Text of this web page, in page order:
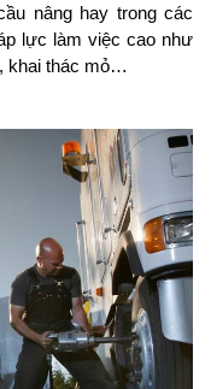
nâng hay trong các
lực làm việc cao như
khai thác mỏ…